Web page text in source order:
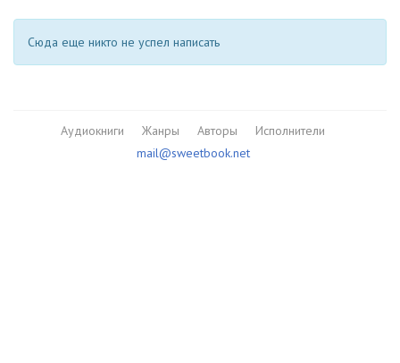
Сюда еще никто не успел написать
Аудиокниги Жанры Авторы
Исполнители
mail@sweetbook.net